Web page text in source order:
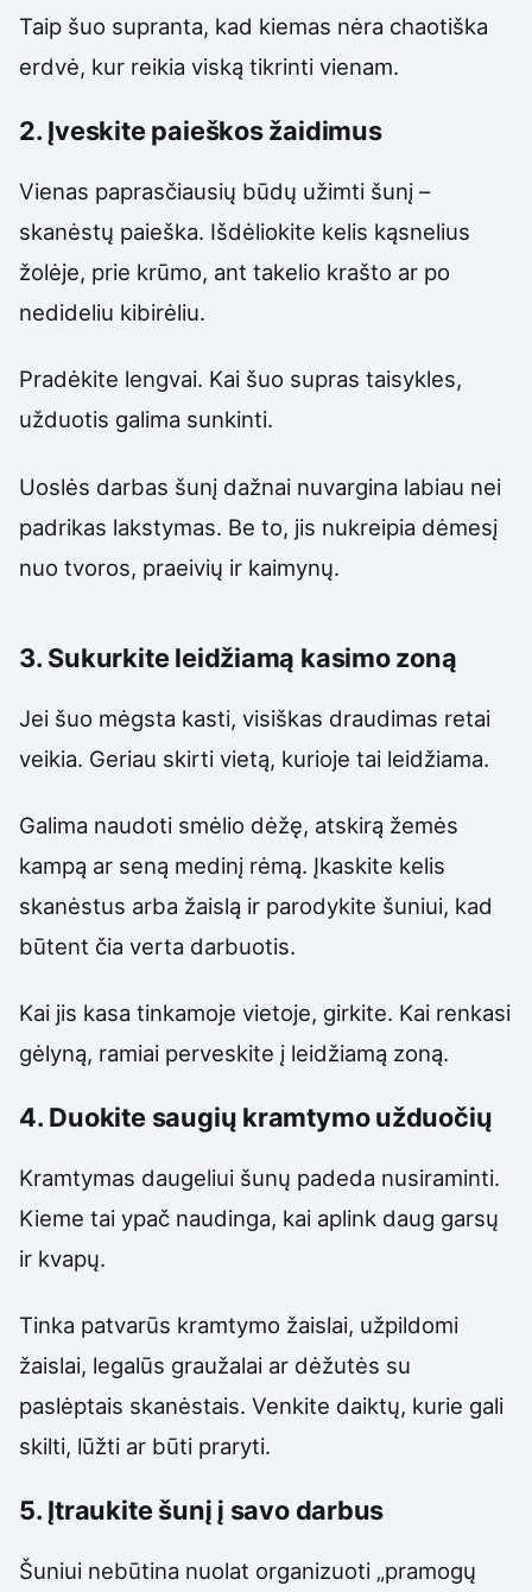
Taip šuo supranta, kad kiemas nėra chaotiška
erdvė, kur reikia viską tikrinti vienam.
2. Įveskite paieškos žaidimus
Vienas paprasčiausių būdų užimti šunį –
skanėstų paieška. Išdėliokite kelis kąsnelius
žolėje, prie krūmo, ant takelio krašto ar po
nedideliu kibirėliu.
Pradėkite lengvai. Kai šuo supras taisykles,
užduotis galima sunkinti.
Uoslės darbas šunį dažnai nuvargina labiau nei
padrikas lakstymas. Be to, jis nukreipia dėmesį
nuo tvoros, praeivių ir kaimynų.
3. Sukurkite leidžiamą kasimo zoną
Jei šuo mėgsta kasti, visiškas draudimas retai
veikia. Geriau skirti vietą, kurioje tai leidžiama.
Galima naudoti smėlio dėžę, atskirą žemės
kampą ar seną medinį rėmą. Įkaskite kelis
skanėstus arba žaislą ir parodykite šuniui, kad
būtent čia verta darbuotis.
Kai jis kasa tinkamoje vietoje, girkite. Kai renkasi
gėlyną, ramiai perveskite į leidžiamą zoną.
4. Duokite saugių kramtymo užduočių
Kramtymas daugeliui šunų padeda nusiraminti.
Kieme tai ypač naudinga, kai aplink daug garsų
ir kvapų.
Tinka patvarūs kramtymo žaislai, užpildomi
žaislai, legalūs graužalai ar dėžutės su
paslėptais skanėstais. Venkite daiktų, kurie gali
skilti, lūžti ar būti praryti.
5. Įtraukite šunį į savo darbus
Šuniui nebūtina nuolat organizuoti „pramogų